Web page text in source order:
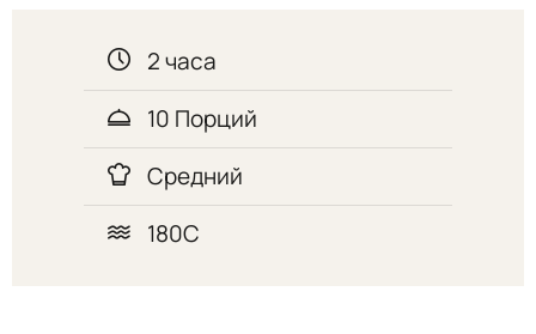
2 часа
10 Порций
Средний
180С